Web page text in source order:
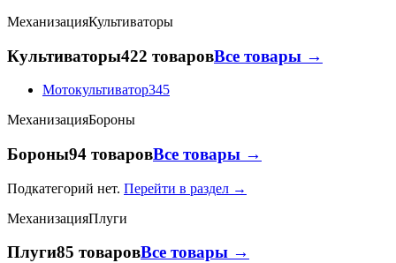
МеханизацияКультиваторы
Культиваторы422 товаровВсе товары →
Мотокультиватор345
МеханизацияБороны
Бороны94 товаровВсе товары →
Подкатегорий нет. Перейти в раздел →
МеханизацияПлуги
Плуги85 товаровВсе товары →